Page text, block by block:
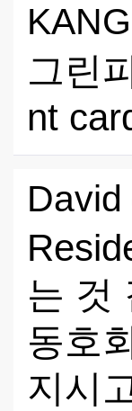
그린
nt
David
는 것
동호
지시